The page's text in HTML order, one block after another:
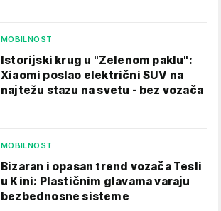
MOBILNOST
Istorijski krug u "Zelenom paklu":
Xiaomi poslao električni SUV na
najtežu stazu na svetu - bez vozača
MOBILNOST
Bizaran i opasan trend vozača Tesli
u Kini: Plastičnim glavama varaju
bezbednosne sisteme